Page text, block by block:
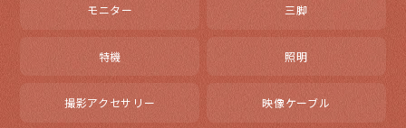
モニター 三脚
特機 照明
撮影アクセサリー 映像ケーブル